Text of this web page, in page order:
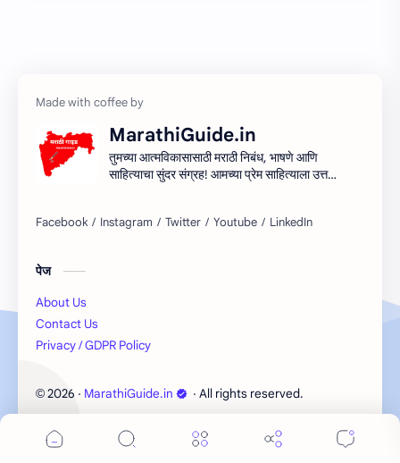
MarathiGuide.in
तुमच्या आत्मविकासासाठी मराठी निबंध, भाषणे आणि
साहित्याचा सुंदर संग्रह! आमच्या प्रेम साहित्याला उत्तम
साहित्याच्या प्रवासात सामील व्हा!
पेज
About Us
Contact Us
Privacy / GDPR Policy
© 2026 ‧ MarathiGuide.in ‧ All rights reserved.
Cookie Consent